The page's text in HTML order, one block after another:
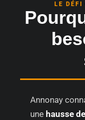
LE DÉFI
Annonay
une hausse